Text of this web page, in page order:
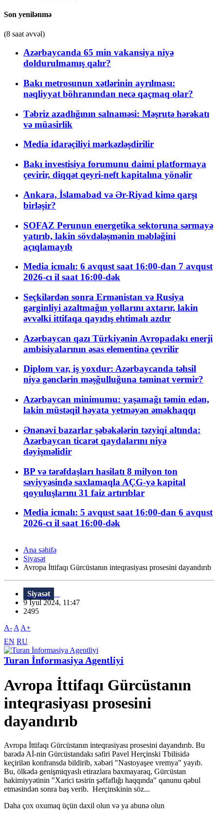
Son yenilənmə
(8 saat əvvəl)
Azərbaycanda 65 min vakansiya niyə
doldurulmamış qalır?
Bakı metrosunun xətlərinin ayrılması:
nəqliyyat böhranından necə qaçmaq olar?
Təbriz azadlığının salnaməsi: Məşrutə hərəkatı
və müasirlik
Media idarəçiliyi mərkəzləşdirilir
Bakı investisiya forumunu daimi platformaya
çevirir, diqqət qeyri-neft kapitalına yönəlir
Ankara, İslamabad və Ər-Riyad kimə qarşı
birləşir?
SOFAZ Perunun energetika sektoruna sərmayə
yatırıb, lakin sövdələşmənin məbləğini
açıqlamayıb
Media icmalı: 6 avqust saat 16:00-dan 7 avqust
2026-cı il saat 16:00-dək
Seçkilərdən sonra Ermənistan və Rusiya
gərginliyi azaltmağın yollarını axtarır, lakin
əvvəlki ittifaqa qayıdış ehtimalı azdır
Azərbaycan qazı Türkiyənin Avropadakı enerji
ambisiyalarının əsas elementinə çevrilir
Diplom var, iş yoxdur: Azərbaycanda təhsil
niyə gənclərin məşğulluğuna təminat vermir?
Azərbaycan minimumu: yaşamağı təmin edən,
lakin müstəqil həyata yetməyən əməkhaqqı
Ənənəvi bazarlar şəbəkələrin təzyiqi altında:
Azərbaycan ticarət qaydalarını niyə
dəyişməlidir
BP və tərəfdaşları hasilatı 8 milyon ton
səviyyəsində saxlamaqla AÇG-yə kapital
qoyuluşlarını 31 faiz artırıblar
Media icmalı: 5 avqust saat 16:00-dan 6 avqust
2026-cı il saat 16:00-dək
Ana səhifə
Siyasət
Avropa İttifaqı Gürcüstanın inteqrasiyası prosesini dayandırıb
Siyasət
9 İyul 2024, 11:47
2495
A- A A+
EN RU
Turan İnformasiya Agentliyi
Avropa İttifaqı Gürcüstanın
inteqrasiyası prosesini
dayandırıb
Avropa İttifaqı Gürcüstanın inteqrasiyası prosesini dayandırıb. Bu
barədə Aİ-nin Gürcüstandakı səfiri Pavel Herçinski Tbilisidə
keçirilən konfransda bildirib, xəbəri "Nastoyaşee vremya" yayıb.
Bu, ölkədə genişmiqyaslı etirazlara baxmayaraq, Gürcüstan
hakimiyyətinin "Xarici təsirin şəffaflığı haqqında" qanunu qəbul
etməsindən sonra baş verib. Herçinskinin söz...
Daha çox oxumaq üçün daxil olun və ya abunə olun